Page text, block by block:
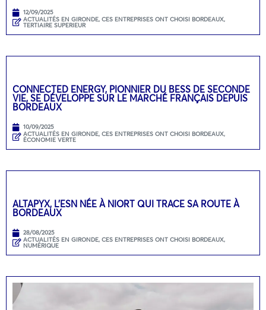
12/09/2025
ACTUALITÉS EN GIRONDE, CES ENTREPRISES ONT CHOISI BORDEAUX,
TERTIAIRE SUPERIEUR
CONNECTED ENERGY, PIONNIER DU BESS DE SECONDE
VIE, SE DÉVELOPPE SUR LE MARCHÉ FRANÇAIS DEPUIS
BORDEAUX
10/09/2025
ACTUALITÉS EN GIRONDE, CES ENTREPRISES ONT CHOISI BORDEAUX,
ÉCONOMIE VERTE
ALTAPYX, L’ESN NÉE À NIORT QUI TRACE SA ROUTE À
BORDEAUX
28/08/2025
ACTUALITÉS EN GIRONDE, CES ENTREPRISES ONT CHOISI BORDEAUX,
NUMÉRIQUE